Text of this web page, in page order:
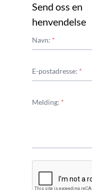
Send oss en
henvendelse
Navn: *
E-postadresse: *
Melding: *